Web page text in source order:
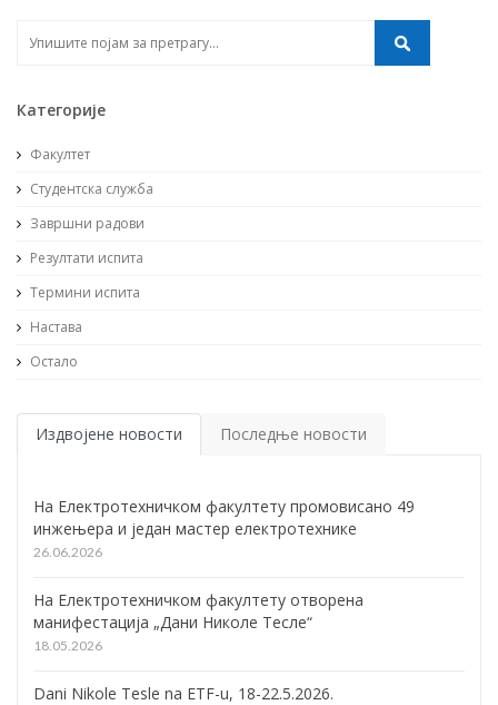
Категорије
Факултет
Студентска служба
Завршни радови
Резултати испита
Термини испита
Настава
Остало
Издвојене новости Последње новости
На Електротехничком факултету промовисано 49
инжењера и један мастер електротехнике
26.06.2026
На Електротехничком факултету отворена
манифестација „Дани Николе Тесле“
18.05.2026
Dani Nikole Tesle na ETF-u, 18-22.5.2026.